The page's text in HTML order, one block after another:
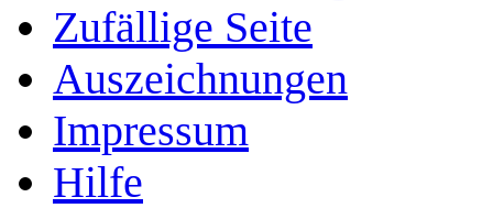
Zufällige Seite
Auszeichnungen
Impressum
Hilfe